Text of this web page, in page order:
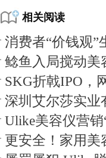
相关阅读
消费者“价钱观”
鲶鱼入局搅动美
SKG折戟IPO，
深圳艾尔莎实业
Ulike美容仪营
更安全！家用美